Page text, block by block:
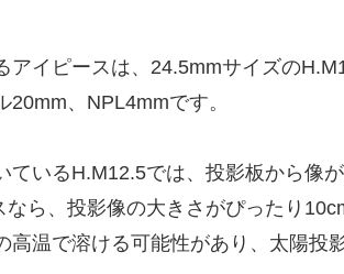
アイピースは、24.5mmサイズの
、NPL4mmです。
ているH.M12.5では、投影板から像
なら、投影像の大きさがぴったり
高温で溶ける可能性があり、太陽投